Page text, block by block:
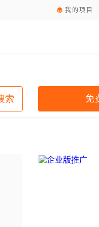
我的项目
索 免